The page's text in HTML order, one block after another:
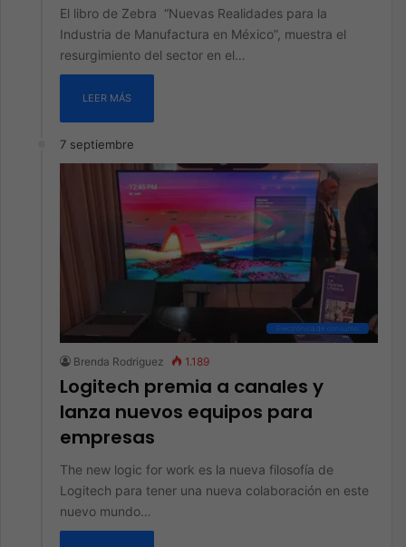
El libro de Zebra “Nuevas Realidades para la
Industria de Manufactura en México”, muestra el
resurgimiento del sector en el…
LEER MÁS
7 septiembre
Electrónica de consumo
Brenda Rodriguez 1.189
Logitech premia a canales y
lanza nuevos equipos para
empresas
The new logic for work es la nueva filosofía de
Logitech para tener una nueva colaboración en este
nuevo mundo…